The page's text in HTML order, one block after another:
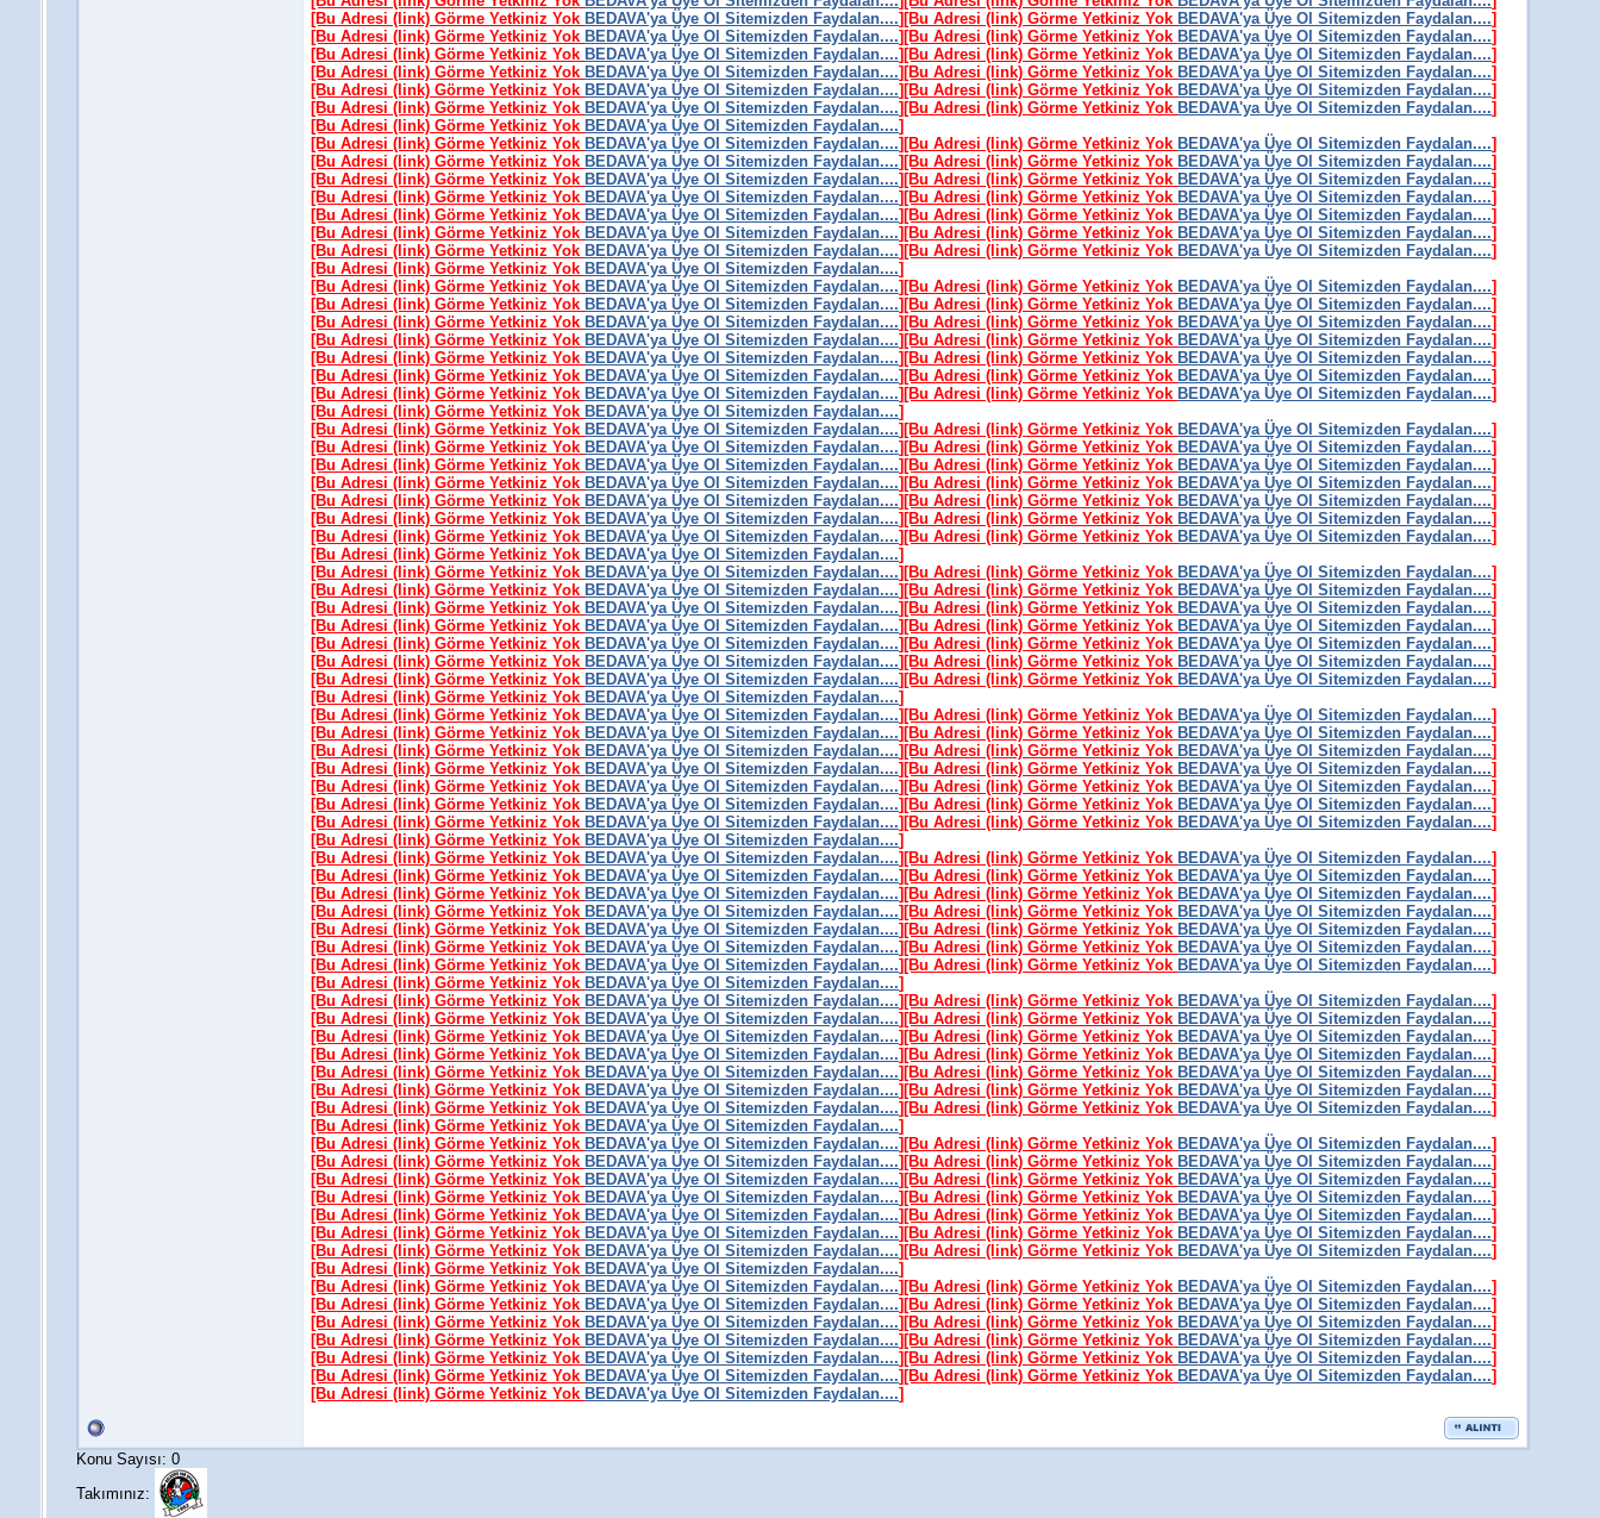
[Bu Adresi (link) Görme Yetkiniz Yok BEDAVA'ya Üye Ol Sitemizden Faydalan....] [Bu Adresi (link) Görme Yetkiniz Yok BEDAVA'ya Üye Ol Sitemizden Faydalan....]
[Bu Adresi (link) Görme Yetkiniz Yok BEDAVA'ya Üye Ol Sitemizden Faydalan....] [Bu Adresi (link) Görme Yetkiniz Yok BEDAVA'ya Üye Ol Sitemizden Faydalan....]
[Bu Adresi (link) Görme Yetkiniz Yok BEDAVA'ya Üye Ol Sitemizden Faydalan....] [Bu Adresi (link) Görme Yetkiniz Yok BEDAVA'ya Üye Ol Sitemizden Faydalan....]
[Bu Adresi (link) Görme Yetkiniz Yok BEDAVA'ya Üye Ol Sitemizden Faydalan....] [Bu Adresi (link) Görme Yetkiniz Yok BEDAVA'ya Üye Ol Sitemizden Faydalan....]
[Bu Adresi (link) Görme Yetkiniz Yok BEDAVA'ya Üye Ol Sitemizden Faydalan....] [Bu Adresi (link) Görme Yetkiniz Yok BEDAVA'ya Üye Ol Sitemizden Faydalan....]
[Bu Adresi (link) Görme Yetkiniz Yok BEDAVA'ya Üye Ol Sitemizden Faydalan....] [Bu Adresi (link) Görme Yetkiniz Yok BEDAVA'ya Üye Ol Sitemizden Faydalan....]
[Bu Adresi (link) Görme Yetkiniz Yok BEDAVA'ya Üye Ol Sitemizden Faydalan....]
[Bu Adresi (link) Görme Yetkiniz Yok BEDAVA'ya Üye Ol Sitemizden Faydalan....] [Bu Adresi (link) Görme Yetkiniz Yok BEDAVA'ya Üye Ol Sitemizden Faydalan....]
[Bu Adresi (link) Görme Yetkiniz Yok BEDAVA'ya Üye Ol Sitemizden Faydalan....] [Bu Adresi (link) Görme Yetkiniz Yok BEDAVA'ya Üye Ol Sitemizden Faydalan....]
[Bu Adresi (link) Görme Yetkiniz Yok BEDAVA'ya Üye Ol Sitemizden Faydalan....] [Bu Adresi (link) Görme Yetkiniz Yok BEDAVA'ya Üye Ol Sitemizden Faydalan....]
[Bu Adresi (link) Görme Yetkiniz Yok BEDAVA'ya Üye Ol Sitemizden Faydalan....] [Bu Adresi (link) Görme Yetkiniz Yok BEDAVA'ya Üye Ol Sitemizden Faydalan....]
[Bu Adresi (link) Görme Yetkiniz Yok BEDAVA'ya Üye Ol Sitemizden Faydalan....] [Bu Adresi (link) Görme Yetkiniz Yok BEDAVA'ya Üye Ol Sitemizden Faydalan....]
[Bu Adresi (link) Görme Yetkiniz Yok BEDAVA'ya Üye Ol Sitemizden Faydalan....] [Bu Adresi (link) Görme Yetkiniz Yok BEDAVA'ya Üye Ol Sitemizden Faydalan....]
[Bu Adresi (link) Görme Yetkiniz Yok BEDAVA'ya Üye Ol Sitemizden Faydalan....] [Bu Adresi (link) Görme Yetkiniz Yok BEDAVA'ya Üye Ol Sitemizden Faydalan....]
[Bu Adresi (link) Görme Yetkiniz Yok BEDAVA'ya Üye Ol Sitemizden Faydalan....]
[Bu Adresi (link) Görme Yetkiniz Yok BEDAVA'ya Üye Ol Sitemizden Faydalan....] [Bu Adresi (link) Görme Yetkiniz Yok BEDAVA'ya Üye Ol Sitemizden Faydalan....]
[Bu Adresi (link) Görme Yetkiniz Yok BEDAVA'ya Üye Ol Sitemizden Faydalan....] [Bu Adresi (link) Görme Yetkiniz Yok BEDAVA'ya Üye Ol Sitemizden Faydalan....]
[Bu Adresi (link) Görme Yetkiniz Yok BEDAVA'ya Üye Ol Sitemizden Faydalan....] [Bu Adresi (link) Görme Yetkiniz Yok BEDAVA'ya Üye Ol Sitemizden Faydalan....]
[Bu Adresi (link) Görme Yetkiniz Yok BEDAVA'ya Üye Ol Sitemizden Faydalan....] [Bu Adresi (link) Görme Yetkiniz Yok BEDAVA'ya Üye Ol Sitemizden Faydalan....]
[Bu Adresi (link) Görme Yetkiniz Yok BEDAVA'ya Üye Ol Sitemizden Faydalan....] [Bu Adresi (link) Görme Yetkiniz Yok BEDAVA'ya Üye Ol Sitemizden Faydalan....]
[Bu Adresi (link) Görme Yetkiniz Yok BEDAVA'ya Üye Ol Sitemizden Faydalan....] [Bu Adresi (link) Görme Yetkiniz Yok BEDAVA'ya Üye Ol Sitemizden Faydalan....]
[Bu Adresi (link) Görme Yetkiniz Yok BEDAVA'ya Üye Ol Sitemizden Faydalan....] [Bu Adresi (link) Görme Yetkiniz Yok BEDAVA'ya Üye Ol Sitemizden Faydalan....]
[Bu Adresi (link) Görme Yetkiniz Yok BEDAVA'ya Üye Ol Sitemizden Faydalan....]
[Bu Adresi (link) Görme Yetkiniz Yok BEDAVA'ya Üye Ol Sitemizden Faydalan....] [Bu Adresi (link) Görme Yetkiniz Yok BEDAVA'ya Üye Ol Sitemizden Faydalan....]
[Bu Adresi (link) Görme Yetkiniz Yok BEDAVA'ya Üye Ol Sitemizden Faydalan....] [Bu Adresi (link) Görme Yetkiniz Yok BEDAVA'ya Üye Ol Sitemizden Faydalan....]
[Bu Adresi (link) Görme Yetkiniz Yok BEDAVA'ya Üye Ol Sitemizden Faydalan....] [Bu Adresi (link) Görme Yetkiniz Yok BEDAVA'ya Üye Ol Sitemizden Faydalan....]
[Bu Adresi (link) Görme Yetkiniz Yok BEDAVA'ya Üye Ol Sitemizden Faydalan....] [Bu Adresi (link) Görme Yetkiniz Yok BEDAVA'ya Üye Ol Sitemizden Faydalan....]
[Bu Adresi (link) Görme Yetkiniz Yok BEDAVA'ya Üye Ol Sitemizden Faydalan....] [Bu Adresi (link) Görme Yetkiniz Yok BEDAVA'ya Üye Ol Sitemizden Faydalan....]
[Bu Adresi (link) Görme Yetkiniz Yok BEDAVA'ya Üye Ol Sitemizden Faydalan....] [Bu Adresi (link) Görme Yetkiniz Yok BEDAVA'ya Üye Ol Sitemizden Faydalan....]
[Bu Adresi (link) Görme Yetkiniz Yok BEDAVA'ya Üye Ol Sitemizden Faydalan....] [Bu Adresi (link) Görme Yetkiniz Yok BEDAVA'ya Üye Ol Sitemizden Faydalan....]
[Bu Adresi (link) Görme Yetkiniz Yok BEDAVA'ya Üye Ol Sitemizden Faydalan....]
[Bu Adresi (link) Görme Yetkiniz Yok BEDAVA'ya Üye Ol Sitemizden Faydalan....] [Bu Adresi (link) Görme Yetkiniz Yok BEDAVA'ya Üye Ol Sitemizden Faydalan....]
[Bu Adresi (link) Görme Yetkiniz Yok BEDAVA'ya Üye Ol Sitemizden Faydalan....] [Bu Adresi (link) Görme Yetkiniz Yok BEDAVA'ya Üye Ol Sitemizden Faydalan....]
[Bu Adresi (link) Görme Yetkiniz Yok BEDAVA'ya Üye Ol Sitemizden Faydalan....] [Bu Adresi (link) Görme Yetkiniz Yok BEDAVA'ya Üye Ol Sitemizden Faydalan....]
[Bu Adresi (link) Görme Yetkiniz Yok BEDAVA'ya Üye Ol Sitemizden Faydalan....] [Bu Adresi (link) Görme Yetkiniz Yok BEDAVA'ya Üye Ol Sitemizden Faydalan....]
[Bu Adresi (link) Görme Yetkiniz Yok BEDAVA'ya Üye Ol Sitemizden Faydalan....] [Bu Adresi (link) Görme Yetkiniz Yok BEDAVA'ya Üye Ol Sitemizden Faydalan....]
[Bu Adresi (link) Görme Yetkiniz Yok BEDAVA'ya Üye Ol Sitemizden Faydalan....] [Bu Adresi (link) Görme Yetkiniz Yok BEDAVA'ya Üye Ol Sitemizden Faydalan....]
[Bu Adresi (link) Görme Yetkiniz Yok BEDAVA'ya Üye Ol Sitemizden Faydalan....] [Bu Adresi (link) Görme Yetkiniz Yok BEDAVA'ya Üye Ol Sitemizden Faydalan....]
[Bu Adresi (link) Görme Yetkiniz Yok BEDAVA'ya Üye Ol Sitemizden Faydalan....]
[Bu Adresi (link) Görme Yetkiniz Yok BEDAVA'ya Üye Ol Sitemizden Faydalan....] [Bu Adresi (link) Görme Yetkiniz Yok BEDAVA'ya Üye Ol Sitemizden Faydalan....]
[Bu Adresi (link) Görme Yetkiniz Yok BEDAVA'ya Üye Ol Sitemizden Faydalan....] [Bu Adresi (link) Görme Yetkiniz Yok BEDAVA'ya Üye Ol Sitemizden Faydalan....]
[Bu Adresi (link) Görme Yetkiniz Yok BEDAVA'ya Üye Ol Sitemizden Faydalan....] [Bu Adresi (link) Görme Yetkiniz Yok BEDAVA'ya Üye Ol Sitemizden Faydalan....]
[Bu Adresi (link) Görme Yetkiniz Yok BEDAVA'ya Üye Ol Sitemizden Faydalan....] [Bu Adresi (link) Görme Yetkiniz Yok BEDAVA'ya Üye Ol Sitemizden Faydalan....]
[Bu Adresi (link) Görme Yetkiniz Yok BEDAVA'ya Üye Ol Sitemizden Faydalan....] [Bu Adresi (link) Görme Yetkiniz Yok BEDAVA'ya Üye Ol Sitemizden Faydalan....]
[Bu Adresi (link) Görme Yetkiniz Yok BEDAVA'ya Üye Ol Sitemizden Faydalan....] [Bu Adresi (link) Görme Yetkiniz Yok BEDAVA'ya Üye Ol Sitemizden Faydalan....]
[Bu Adresi (link) Görme Yetkiniz Yok BEDAVA'ya Üye Ol Sitemizden Faydalan....] [Bu Adresi (link) Görme Yetkiniz Yok BEDAVA'ya Üye Ol Sitemizden Faydalan....]
[Bu Adresi (link) Görme Yetkiniz Yok BEDAVA'ya Üye Ol Sitemizden Faydalan....]
[Bu Adresi (link) Görme Yetkiniz Yok BEDAVA'ya Üye Ol Sitemizden Faydalan....] [Bu Adresi (link) Görme Yetkiniz Yok BEDAVA'ya Üye Ol Sitemizden Faydalan....]
[Bu Adresi (link) Görme Yetkiniz Yok BEDAVA'ya Üye Ol Sitemizden Faydalan....] [Bu Adresi (link) Görme Yetkiniz Yok BEDAVA'ya Üye Ol Sitemizden Faydalan....]
[Bu Adresi (link) Görme Yetkiniz Yok BEDAVA'ya Üye Ol Sitemizden Faydalan....] [Bu Adresi (link) Görme Yetkiniz Yok BEDAVA'ya Üye Ol Sitemizden Faydalan....]
[Bu Adresi (link) Görme Yetkiniz Yok BEDAVA'ya Üye Ol Sitemizden Faydalan....] [Bu Adresi (link) Görme Yetkiniz Yok BEDAVA'ya Üye Ol Sitemizden Faydalan....]
[Bu Adresi (link) Görme Yetkiniz Yok BEDAVA'ya Üye Ol Sitemizden Faydalan....] [Bu Adresi (link) Görme Yetkiniz Yok BEDAVA'ya Üye Ol Sitemizden Faydalan....]
[Bu Adresi (link) Görme Yetkiniz Yok BEDAVA'ya Üye Ol Sitemizden Faydalan....] [Bu Adresi (link) Görme Yetkiniz Yok BEDAVA'ya Üye Ol Sitemizden Faydalan....]
[Bu Adresi (link) Görme Yetkiniz Yok BEDAVA'ya Üye Ol Sitemizden Faydalan....] [Bu Adresi (link) Görme Yetkiniz Yok BEDAVA'ya Üye Ol Sitemizden Faydalan....]
[Bu Adresi (link) Görme Yetkiniz Yok BEDAVA'ya Üye Ol Sitemizden Faydalan....]
[Bu Adresi (link) Görme Yetkiniz Yok BEDAVA'ya Üye Ol Sitemizden Faydalan....] [Bu Adresi (link) Görme Yetkiniz Yok BEDAVA'ya Üye Ol Sitemizden Faydalan....]
[Bu Adresi (link) Görme Yetkiniz Yok BEDAVA'ya Üye Ol Sitemizden Faydalan....] [Bu Adresi (link) Görme Yetkiniz Yok BEDAVA'ya Üye Ol Sitemizden Faydalan....]
[Bu Adresi (link) Görme Yetkiniz Yok BEDAVA'ya Üye Ol Sitemizden Faydalan....] [Bu Adresi (link) Görme Yetkiniz Yok BEDAVA'ya Üye Ol Sitemizden Faydalan....]
[Bu Adresi (link) Görme Yetkiniz Yok BEDAVA'ya Üye Ol Sitemizden Faydalan....] [Bu Adresi (link) Görme Yetkiniz Yok BEDAVA'ya Üye Ol Sitemizden Faydalan....]
[Bu Adresi (link) Görme Yetkiniz Yok BEDAVA'ya Üye Ol Sitemizden Faydalan....] [Bu Adresi (link) Görme Yetkiniz Yok BEDAVA'ya Üye Ol Sitemizden Faydalan....]
[Bu Adresi (link) Görme Yetkiniz Yok BEDAVA'ya Üye Ol Sitemizden Faydalan....] [Bu Adresi (link) Görme Yetkiniz Yok BEDAVA'ya Üye Ol Sitemizden Faydalan....]
[Bu Adresi (link) Görme Yetkiniz Yok BEDAVA'ya Üye Ol Sitemizden Faydalan....] [Bu Adresi (link) Görme Yetkiniz Yok BEDAVA'ya Üye Ol Sitemizden Faydalan....]
[Bu Adresi (link) Görme Yetkiniz Yok BEDAVA'ya Üye Ol Sitemizden Faydalan....]
[Bu Adresi (link) Görme Yetkiniz Yok BEDAVA'ya Üye Ol Sitemizden Faydalan....] [Bu Adresi (link) Görme Yetkiniz Yok BEDAVA'ya Üye Ol Sitemizden Faydalan....]
[Bu Adresi (link) Görme Yetkiniz Yok BEDAVA'ya Üye Ol Sitemizden Faydalan....] [Bu Adresi (link) Görme Yetkiniz Yok BEDAVA'ya Üye Ol Sitemizden Faydalan....]
[Bu Adresi (link) Görme Yetkiniz Yok BEDAVA'ya Üye Ol Sitemizden Faydalan....] [Bu Adresi (link) Görme Yetkiniz Yok BEDAVA'ya Üye Ol Sitemizden Faydalan....]
[Bu Adresi (link) Görme Yetkiniz Yok BEDAVA'ya Üye Ol Sitemizden Faydalan....] [Bu Adresi (link) Görme Yetkiniz Yok BEDAVA'ya Üye Ol Sitemizden Faydalan....]
[Bu Adresi (link) Görme Yetkiniz Yok BEDAVA'ya Üye Ol Sitemizden Faydalan....] [Bu Adresi (link) Görme Yetkiniz Yok BEDAVA'ya Üye Ol Sitemizden Faydalan....]
[Bu Adresi (link) Görme Yetkiniz Yok BEDAVA'ya Üye Ol Sitemizden Faydalan....] [Bu Adresi (link) Görme Yetkiniz Yok BEDAVA'ya Üye Ol Sitemizden Faydalan....]
[Bu Adresi (link) Görme Yetkiniz Yok BEDAVA'ya Üye Ol Sitemizden Faydalan....] [Bu Adresi (link) Görme Yetkiniz Yok BEDAVA'ya Üye Ol Sitemizden Faydalan....]
[Bu Adresi (link) Görme Yetkiniz Yok BEDAVA'ya Üye Ol Sitemizden Faydalan....]
[Bu Adresi (link) Görme Yetkiniz Yok BEDAVA'ya Üye Ol Sitemizden Faydalan....] [Bu Adresi (link) Görme Yetkiniz Yok BEDAVA'ya Üye Ol Sitemizden Faydalan....]
[Bu Adresi (link) Görme Yetkiniz Yok BEDAVA'ya Üye Ol Sitemizden Faydalan....] [Bu Adresi (link) Görme Yetkiniz Yok BEDAVA'ya Üye Ol Sitemizden Faydalan....]
[Bu Adresi (link) Görme Yetkiniz Yok BEDAVA'ya Üye Ol Sitemizden Faydalan....] [Bu Adresi (link) Görme Yetkiniz Yok BEDAVA'ya Üye Ol Sitemizden Faydalan....]
[Bu Adresi (link) Görme Yetkiniz Yok BEDAVA'ya Üye Ol Sitemizden Faydalan....] [Bu Adresi (link) Görme Yetkiniz Yok BEDAVA'ya Üye Ol Sitemizden Faydalan....]
[Bu Adresi (link) Görme Yetkiniz Yok BEDAVA'ya Üye Ol Sitemizden Faydalan....] [Bu Adresi (link) Görme Yetkiniz Yok BEDAVA'ya Üye Ol Sitemizden Faydalan....]
[Bu Adresi (link) Görme Yetkiniz Yok BEDAVA'ya Üye Ol Sitemizden Faydalan....] [Bu Adresi (link) Görme Yetkiniz Yok BEDAVA'ya Üye Ol Sitemizden Faydalan....]
[Bu Adresi (link) Görme Yetkiniz Yok BEDAVA'ya Üye Ol Sitemizden Faydalan....]
Konu Sayısı: 0
Takımınız: